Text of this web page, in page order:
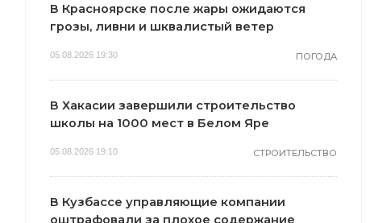
В Красноярске после жары ожидаются
грозы, ливни и шквалистый ветер
05.08.2026 19:30 ПОГОДА
В Хакасии завершили строительство
школы на 1000 мест в Белом Яре
05.08.2026 19:10 СТРОИТЕЛЬСТВО
В Кузбассе управляющие компании
оштрафовали за плохое содержание